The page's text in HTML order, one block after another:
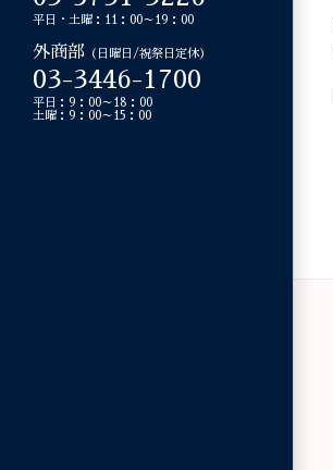
平日・土曜：11：00～19：00
外商部 （日曜日/祝祭日定休）
03-3446-1700
平日：9：00～18：00
土曜：9：00～15：00